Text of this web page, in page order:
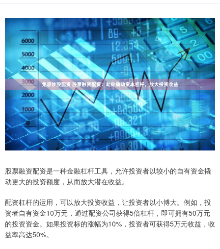
股票融资配资是一种金融杠杆工具，允许投资者以较小的自有资金撬
动更大的投资额度，从而放大潜在收益。
配资杠杆的运用，可以放大投资收益，让投资者以小博大。例如，投
资者自有资金10万元，通过配资公司获得5倍杠杆，即可拥有50万元
的投资资金。如果投资标的涨幅为10%，投资者可获得5万元收益，收
益率高达50%。